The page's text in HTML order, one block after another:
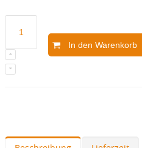
In den Warenkorb